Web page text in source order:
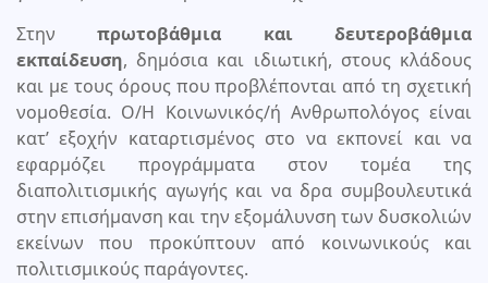
Στηνπρωτοβάθμια και δευτεροβάθμια
εκπαίδευση, δημόσια και ιδιωτική, στους κλάδους
και με τους όρους που προβλέπονται από τη σχετική
νομοθεσία. Ο/Η Κοινωνικός/ή Ανθρωπολόγος είναι
κατ’ εξοχήν καταρτισμένος στο να εκπονεί και να
εφαρμόζει προγράμματα στον τομέα της
διαπολιτισμικής αγωγής και να δρα συμβουλευτικά
στην επισήμανση και την εξομάλυνση των δυσκολιών
εκείνων που προκύπτουν από κοινωνικούς και
πολιτισμικούς παράγοντες.